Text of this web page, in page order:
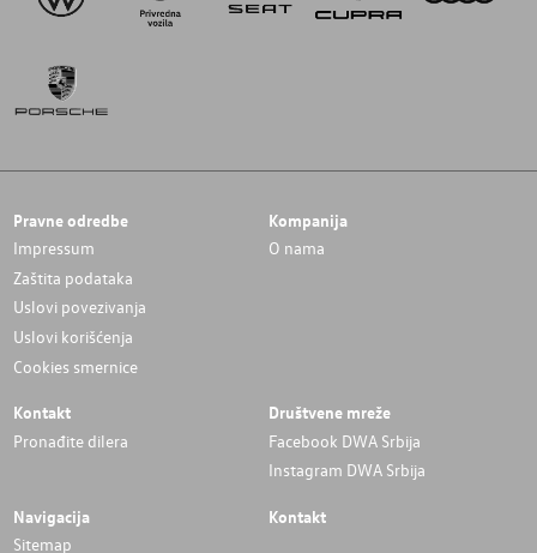
Pravne odredbe
Impressum
Zaštita podataka
Uslovi povezivanja
Uslovi korišćenja
Cookies smernice
Kompanija
O nama
Kontakt
Pronađite dilera
Društvene mreže
Facebook DWA Srbija
Instagram DWA Srbija
Navigacija
Sitemap
Kontakt